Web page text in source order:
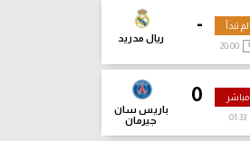
-
ريال مدريد
لم تبدأ
20:00
0
باريس سان
جيرمان
مباشر
01:35